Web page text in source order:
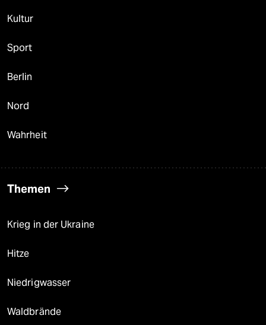
Kultur
Sport
Berlin
Nord
Wahrheit
Themen
Krieg in der Ukraine
Hitze
Niedrigwasser
Waldbrände